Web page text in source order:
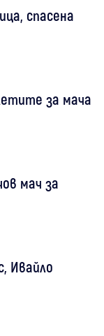
спасена
за мача
мач за
Ивайло